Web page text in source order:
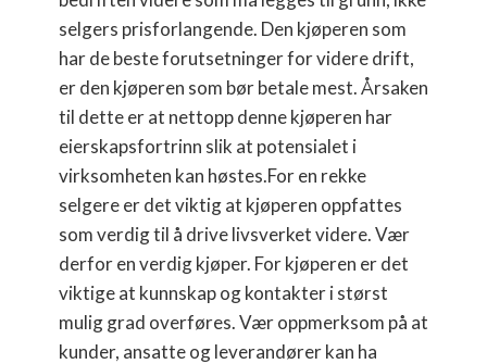
selgers prisforlangende. Den kjøperen som
har de beste forutsetninger for videre drift,
er den kjøperen som bør betale mest. Årsaken
til dette er at nettopp denne kjøperen har
eierskapsfortrinn slik at potensialet i
virksomheten kan høstes.For en rekke
selgere er det viktig at kjøperen oppfattes
som verdig til å drive livsverket videre. Vær
derfor en verdig kjøper. For kjøperen er det
viktige at kunnskap og kontakter i størst
mulig grad overføres. Vær oppmerksom på at
kunder, ansatte og leverandører kan ha